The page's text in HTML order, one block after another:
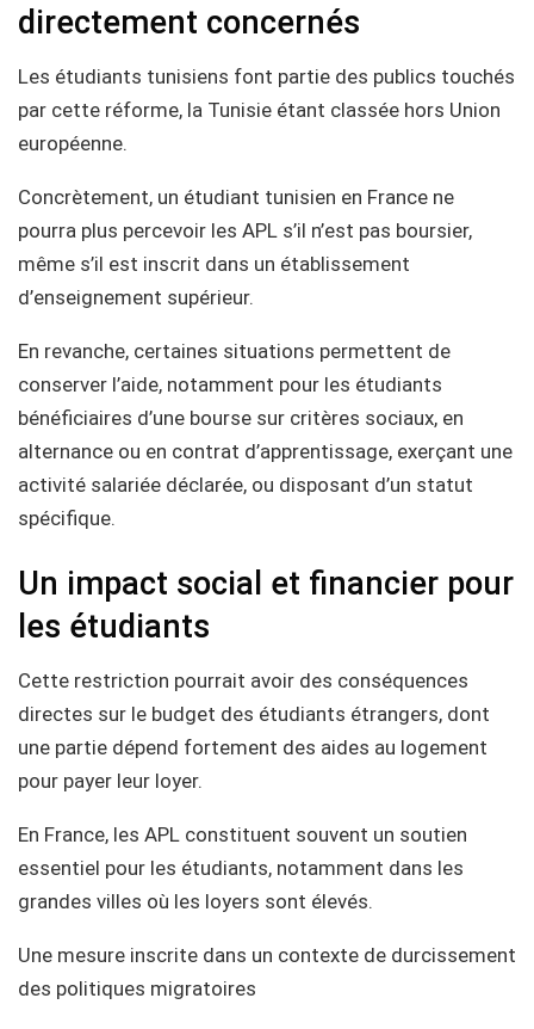
directement concernés
Les étudiants tunisiens font partie des publics touchés
par cette réforme, la Tunisie étant classée hors Union
européenne.
Concrètement, un étudiant tunisien en France ne
pourra plus percevoir les APL s’il n’est pas boursier,
même s’il est inscrit dans un établissement
d’enseignement supérieur.
En revanche, certaines situations permettent de
conserver l’aide, notamment pour les étudiants
bénéficiaires d’une bourse sur critères sociaux, en
alternance ou en contrat d’apprentissage, exerçant une
activité salariée déclarée, ou disposant d’un statut
spécifique.
Un impact social et financier pour
les étudiants
Cette restriction pourrait avoir des conséquences
directes sur le budget des étudiants étrangers, dont
une partie dépend fortement des aides au logement
pour payer leur loyer.
En France, les APL constituent souvent un soutien
essentiel pour les étudiants, notamment dans les
grandes villes où les loyers sont élevés.
Une mesure inscrite dans un contexte de durcissement
des politiques migratoires